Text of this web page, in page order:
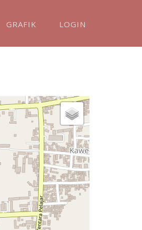
GRAFIK LOGIN